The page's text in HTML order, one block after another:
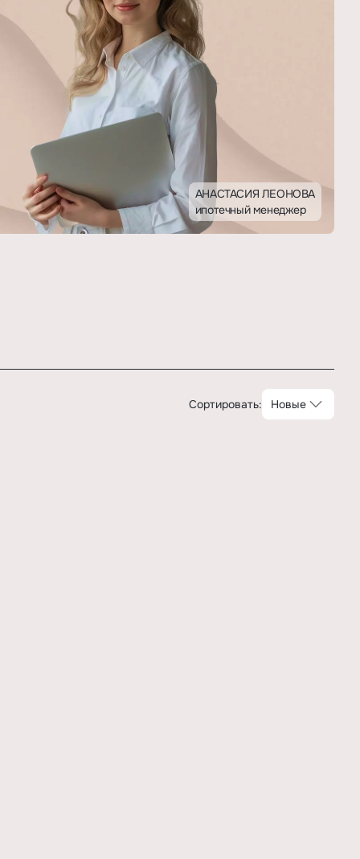
АНАСТАСИЯ ЛЕОНОВА
ипотечный менеджер
Сортировать: Новые